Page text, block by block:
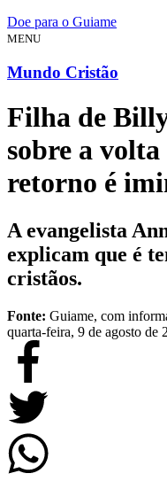
Doe para o Guiame
MENU
Mundo Cristão
Filha de
sobre a volta
retorno é
A evangelista
explicam que é
cristãos.
Fonte: Guiame, com
quarta-feira, 9 de agosto de